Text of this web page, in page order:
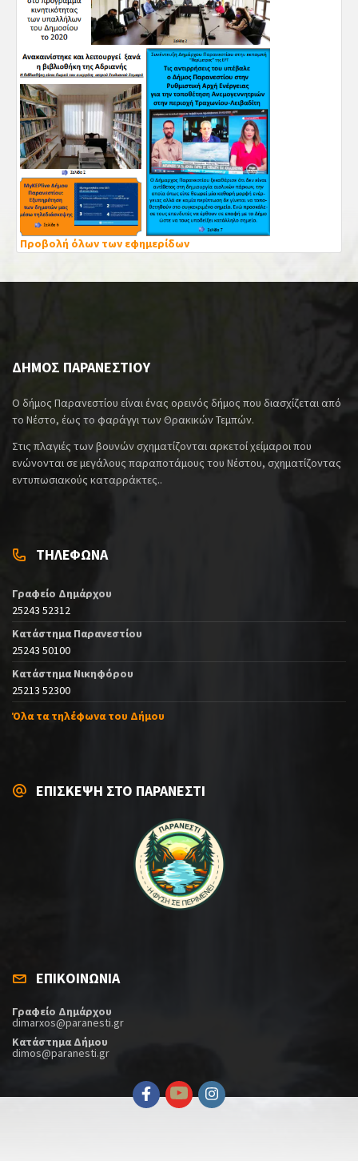
Προβολή όλων των εφημερίδων
ΔΗΜΟΣ ΠΑΡΑΝΕΣΤΙΟΥ
Ο δήμος Παρανεστίου είναι ένας ορεινός δήμος που διασχίζεται από
το Νέστο, έως το φαράγγι των Θρακικών Τεμπών.
Στις πλαγιές των βουνών σχηματίζονται αρκετοί χείμαροι που
ενώνονται σε μεγάλους παραποτάμους του Νέστου, σχηματίζοντας
εντυπωσιακούς καταρράκτες..
ΤΗΛΕΦΩΝΑ
Γραφείο Δημάρχου
25243 52312
Κατάστημα Παρανεστίου
25243 50100
Κατάστημα Νικηφόρου
25213 52300
Όλα τα τηλέφωνα του Δήμου
ΕΠΙΣΚΕΨΗ ΣΤΟ ΠΑΡΑΝΕΣΤΙ
ΕΠΙΚΟΙΝΩΝΙΑ
Γραφείο Δημάρχου
dimarxos@paranesti.gr
Κατάστημα Δήμου
dimos@paranesti.gr